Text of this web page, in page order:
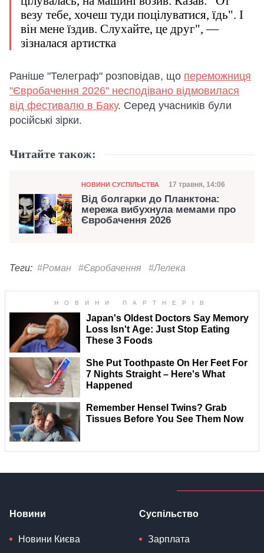
везу тебе, хочеш туди поцілуватися, їдь". І
він мене їздив. Слухайте, це друг", —
зізналася артистка
Раніше "Телеграф" розповідав, що переможниця
"Євробачення 2026" несподівано відмовилася
від фестивалю в Баку. Серед учасників були
російські зірки.
Читайте також:
Категорія
НОВИНИ СУСПІЛЬСТВА Дата публікації
17 травня, 14:06
Від болгарки до Планктона:
мережа вибухнула мемами про
Євробачення 2026
Теги: #Роман #Євробачення #Лелека
Новини
Новини Києва
Суспільство
Зарплата